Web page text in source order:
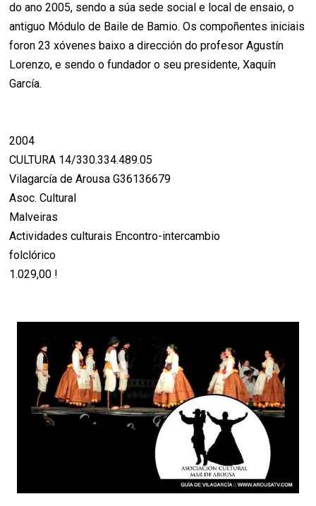
do ano 2005, sendo a súa sede social e local de ensaio, o
antiguo Módulo de Baile de Bamio. Os compoñentes iniciais
foron 23 xóvenes baixo a dirección do profesor Agustín
Lorenzo, e sendo o fundador o seu presidente, Xaquín
García.
2004
CULTURA 14/330.334.489.05
Vilagarcía de Arousa G36136679
Asoc. Cultural
Malveiras
Actividades culturais Encontro-intercambio
folclórico
1.029,00 !